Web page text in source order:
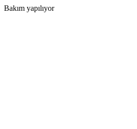
Bakım yapılıyor